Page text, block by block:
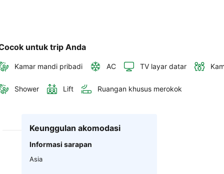
untuk trip Anda
Kamar mandi pribadi AC TV layar datar
Shower Lift Ruangan khusus merokok
Keunggulan akomodasi
Informasi sarapan
Asia